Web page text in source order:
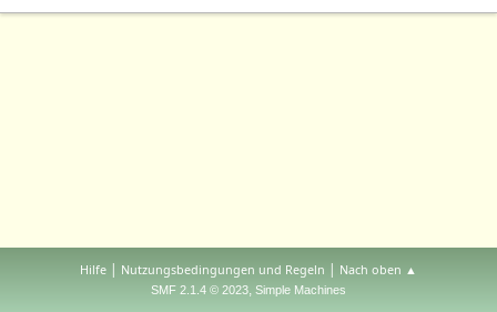
Hilfe | Nutzungsbedingungen und Regeln | Nach oben ▲
SMF 2.1.4 © 2023, Simple Machines